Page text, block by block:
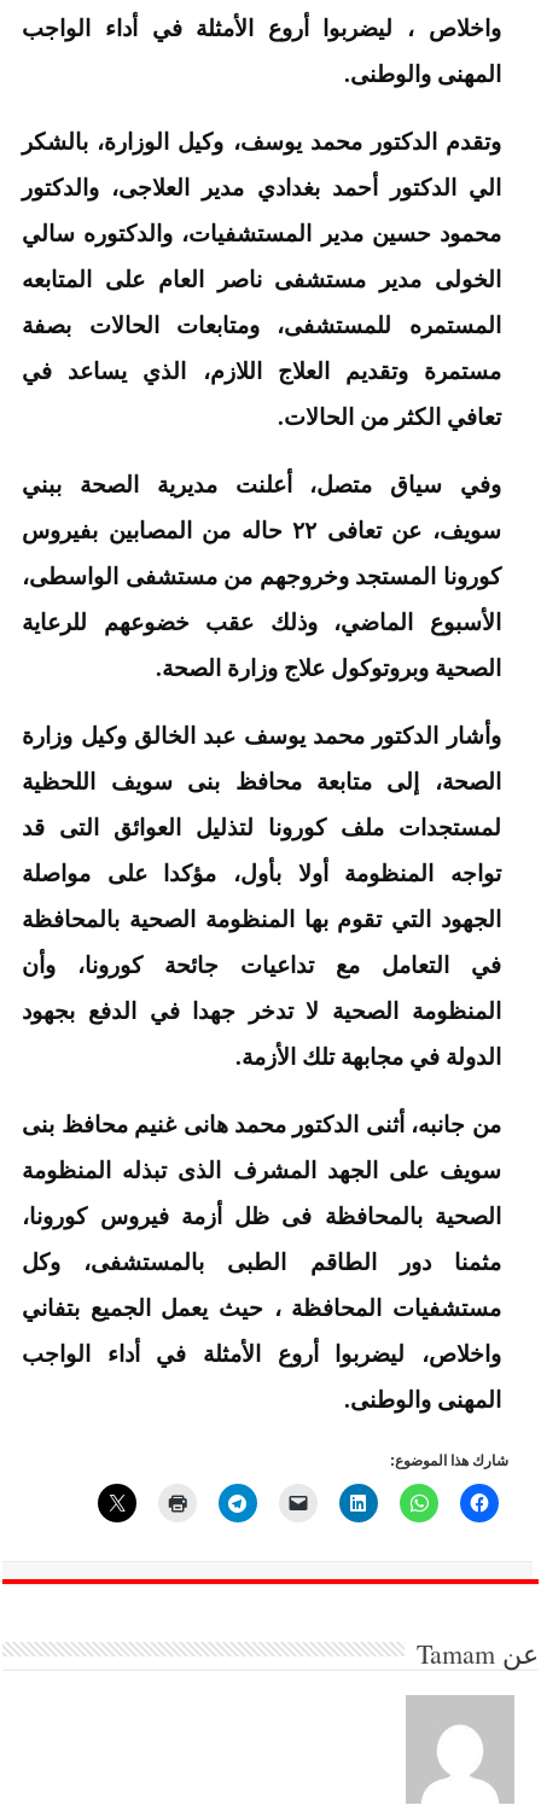
واخلاص ، ليضربوا أروع الأمثلة في أداء الواجب
المهنى والوطنى.
وتقدم الدكتور محمد يوسف، وكيل الوزارة، بالشكر
الي الدكتور أحمد بغدادي مدير العلاجى، والدكتور
محمود حسين مدير المستشفيات، والدكتوره سالي
الخولى مدير مستشفى ناصر العام على المتابعه
المستمره للمستشفى، ومتابعات الحالات بصفة
مستمرة وتقديم العلاج اللازم، الذي يساعد في
تعافي الكثر من الحالات.
وفي سياق متصل، أعلنت مديرية الصحة ببني
سويف، عن تعافى ٢٢ حاله من المصابين بفيروس
كورونا المستجد وخروجهم من مستشفى الواسطى،
الأسبوع الماضي، وذلك عقب خضوعهم للرعاية
الصحية وبروتوكول علاج وزارة الصحة.
وأشار الدكتور محمد يوسف عبد الخالق وكيل وزارة
الصحة، إلى متابعة محافظ بنى سويف اللحظية
لمستجدات ملف كورونا لتذليل العوائق التى قد
تواجه المنظومة أولا بأول، مؤكدا على مواصلة
الجهود التي تقوم بها المنظومة الصحية بالمحافظة
في التعامل مع تداعيات جائحة كورونا، وأن
المنظومة الصحية لا تدخر جهدا في الدفع بجهود
الدولة في مجابهة تلك الأزمة.
من جانبه، أثنى الدكتور محمد هانى غنيم محافظ بنى
سويف على الجهد المشرف الذى تبذله المنظومة
الصحية بالمحافظة فى ظل أزمة فيروس كورونا،
مثمنا دور الطاقم الطبى بالمستشفى، وكل
مستشفيات المحافظة ، حيث يعمل الجميع بتفاني
واخلاص، ليضربوا أروع الأمثلة في أداء الواجب
المهنى والوطنى.
شارك هذا الموضوع:
عنTamam